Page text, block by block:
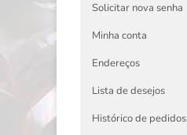
Solicitar nova senha
Minha conta
Endereços
Lista de desejos
Histórico de pedidos